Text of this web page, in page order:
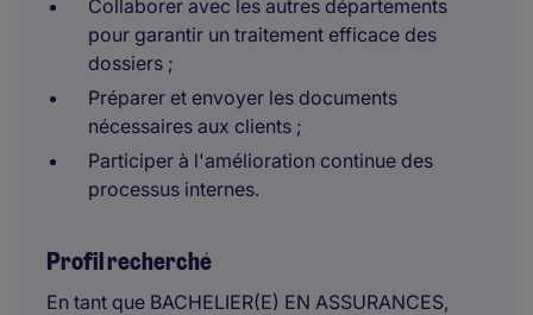
Collaborer avec les autres départements
pour garantir un traitement efficace des
dossiers ;
Préparer et envoyer les documents
nécessaires aux clients ;
Participer à l'amélioration continue des
processus internes.
Profil recherché
En tant que BACHELIER(E) EN ASSURANCES,